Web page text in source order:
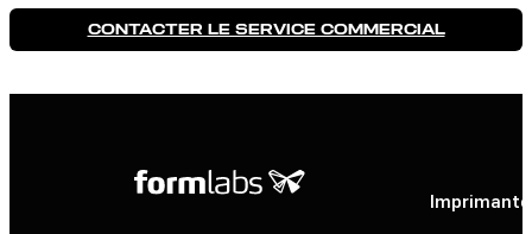
CONTACTER LE SERVICE COMMERCIAL